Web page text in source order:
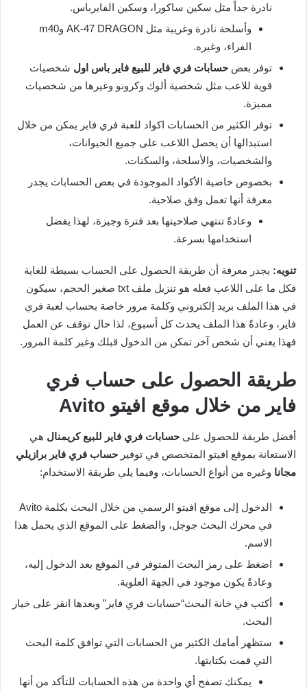
نادرة جداً مثل سكين ساكورا، وسكين الفايرباس.
وأسلحة نادرة وغريبة مثل AK-47 DRAGON وm40
الفراء، وغيره.
توفر بعض حسابات فري فاير للبيع فاير باس اول شخصيات
قوية للاعب مثل شخصية ألوك وكرونو وغيرها من شخصيات
مميزة.
توفر الكثير من الحسابات اكواد للعبة فري فاير يمكن من خلال
استبدالها أن يحصل اللاعب على جميع الحيوانات،
والشخصيات، والأسلحة، والسكنات.
بخصوص خاصية الأكواد الموجودة في بعض الحسابات يجدر
معرفة أنها تعمل وفق صلاحية.
وعادةً تنتهي صلاحيتها بعد فترة وجيزة، لهذا يفضل
استخدامها بسرعة.
تنويه: يجدر معرفة أن طريقة الحصول على الحساب بسيطة للغاية
فكل ما على اللاعب فعله هو تنزيل ملف txt صغير الحجم، سيكون
في هذا الملف بريد إلكتروني وكلمة مرور خاصة بحساب لعبة فري
فاير، وعادةً هذا الملف يحدث كل أسبوع، لذا حال توقف عن العمل
فهذا يعني أن شخص آخر تمكن من الدخول قبلك وغير كلمة المرور.
طريقة الحصول على حساب فري
فاير من خلال موقع افيتو Avito
أفضل طريقة للحصول على حسابات فري فاير للبيع كريمنال هي
الاستعانة بموقع افيتو المتخصص في توفير حساب فري فاير برازيلي
مجانا وغيره من أنواع الحسابات، وفيما يلي طريقة الاستخدام:
الدخول إلى موقع افيتو الرسمي من خلال البحث بكلمة Avito
في محرك البحث جوجل، والضغط على الموقع الذي يحمل هذا
الاسم.
اضغط على رمز البحث المتوفر في الموقع بعد الدخول إليه،
وعادةً يكون موجود في الجهة العلوية.
أكتب في خانة البحث“حسابات فري فاير” وبعدها انقر على خيار
البحث.
ستظهر أمامك الكثير من الحسابات التي توافق كلمة البحث
التي قمت بكتابتها.
يمكنك تصفح أي واحدة من هذه الحسابات للتأكد من أنها